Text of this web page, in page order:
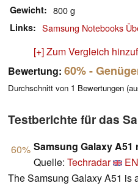
Gewicht 800 g
Links Samsung Notebooks
[+] Zum Vergleich
Bewertung: 60%-
Durchschnitt von 1 Bewertungen
Testberichte für das
60% Samsung Galaxy A51
Quelle: Techradar
The Samsung Galaxy A51 is